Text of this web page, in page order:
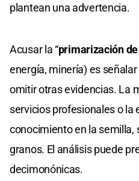
plantean una advertencia.
Acusar la “primarización
energía, minería) es
omitir otras evidencias. La
servicios profesionales o la
conocimiento en la semilla,
granos. El análisis puede
decimonónicas.